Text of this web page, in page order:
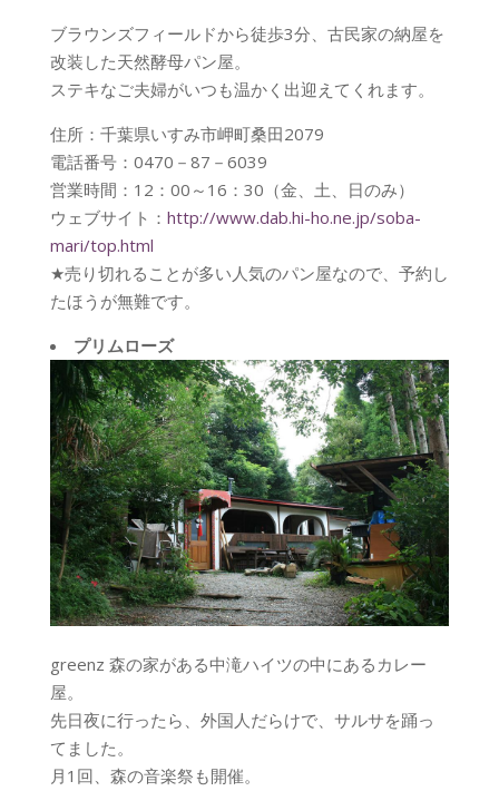
ブラウンズフィールドから徒歩3分、古民家の納屋を
改装した天然酵母パン屋。
ステキなご夫婦がいつも温かく出迎えてくれます。
住所：千葉県いすみ市岬町桑田2079
電話番号：0470－87－6039
営業時間：12：00～16：30（金、土、日のみ）
ウェブサイト： http://www.dab.hi-ho.ne.jp/soba-
mari/top.html
★売り切れることが多い人気のパン屋なので、予約し
たほうが無難です。
プリムローズ
greenz 森の家がある中滝ハイツの中にあるカレー
屋。
先日夜に行ったら、外国人だらけで、サルサを踊っ
てました。
月1回、森の音楽祭も開催。